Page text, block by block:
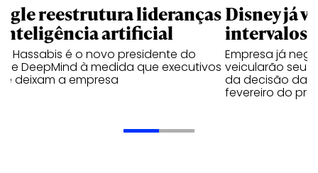
reestrutura lideranças
artificial
Hassabis é o novo presidente do
DeepMind à medida que executivos
deixam a empresa
Disney já
intervalos
Empresa já
veicularão seus
da decisão da
fevereiro do